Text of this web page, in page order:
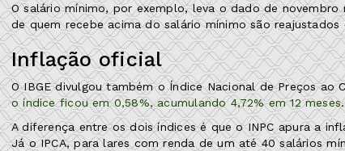
O salário mínimo, por exemplo, leva o dado de
de quem recebe acima do salário mínimo são
Inflação oficial
O IBGE divulgou também o Índice Nacional de Preços
o índice ficou em 0,58%, acumulando 4,72% em 12 meses
A diferença entre os dois índices é que o INPC apura a
Já o IPCA, para lares com renda de um até 40 salários